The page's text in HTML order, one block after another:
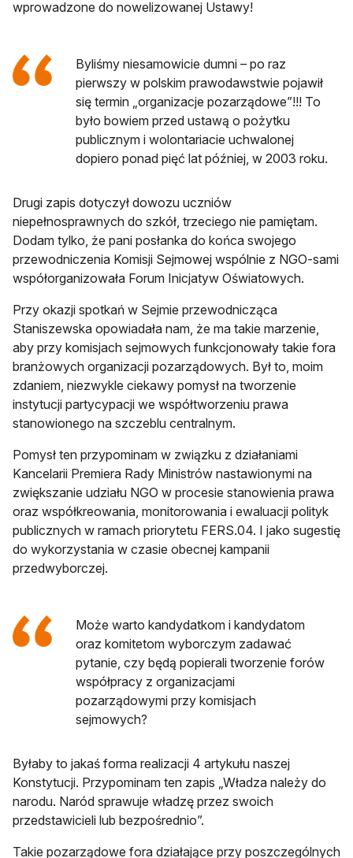
wprowadzone do nowelizowanej Ustawy!
Byliśmy niesamowicie dumni – po raz
pierwszy w polskim prawodawstwie pojawił
się termin „organizacje pozarządowe”!!! To
było bowiem przed ustawą o pożytku
publicznym i wolontariacie uchwalonej
dopiero ponad pięć lat później, w 2003 roku.
Drugi zapis dotyczył dowozu uczniów
niepełnosprawnych do szkół, trzeciego nie pamiętam.
Dodam tylko, że pani posłanka do końca swojego
przewodniczenia Komisji Sejmowej wspólnie z NGO-sami
współorganizowała Forum Inicjatyw Oświatowych.
Przy okazji spotkań w Sejmie przewodnicząca
Staniszewska opowiadała nam, że ma takie marzenie,
aby przy komisjach sejmowych funkcjonowały takie fora
branżowych organizacji pozarządowych. Był to, moim
zdaniem, niezwykle ciekawy pomysł na tworzenie
instytucji partycypacji we współtworzeniu prawa
stanowionego na szczeblu centralnym.
Pomysł ten przypominam w związku z działaniami
Kancelarii Premiera Rady Ministrów nastawionymi na
zwiększanie udziału NGO w procesie stanowienia prawa
oraz współkreowania, monitorowania i ewaluacji polityk
publicznych w ramach priorytetu FERS.04. I jako sugestię
do wykorzystania w czasie obecnej kampanii
przedwyborczej.
Może warto kandydatkom i kandydatom
oraz komitetom wyborczym zadawać
pytanie, czy będą popierali tworzenie forów
współpracy z organizacjami
pozarządowymi przy komisjach
sejmowych?
Byłaby to jakaś forma realizacji 4 artykułu naszej
Konstytucji. Przypominam ten zapis „Władza należy do
narodu. Naród sprawuje władzę przez swoich
przedstawicieli lub bezpośrednio”.
Takie pozarządowe fora działające przy poszczególnych